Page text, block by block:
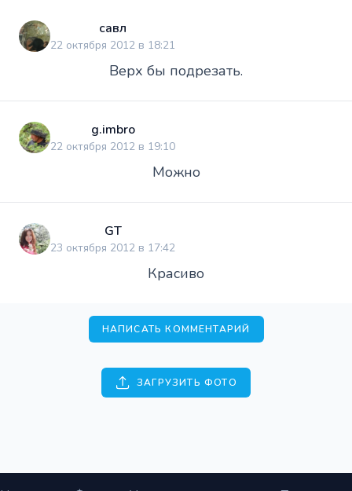
савл
22 октября 2012 в 18:21
Верх бы подрезать.
g.imbro
22 октября 2012 в 19:10
Можно
GT
23 октября 2012 в 17:42
Красиво
НАПИСАТЬ КОММЕНТАРИЙ
ЗАГРУЗИТЬ ФОТО